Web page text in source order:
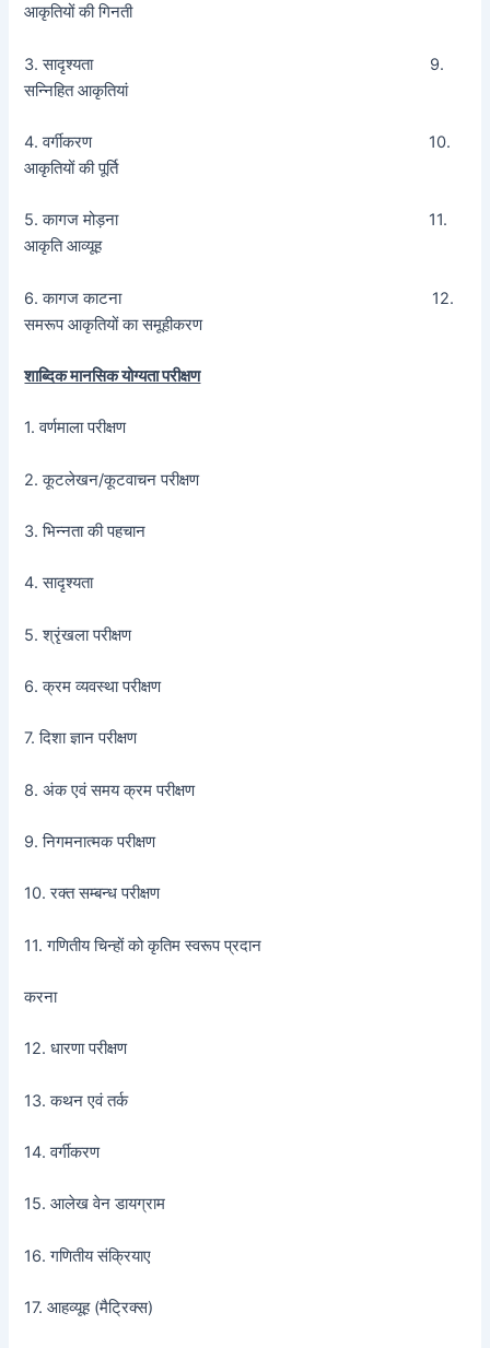
आकृतियों की गिनती
3. सादृश्यता 9.
सन्निहित आकृतियां
4. वर्गीकरण 10.
आकृतियों की पूर्ति
5. कागज मोड़ना 11.
आकृति आव्यूह
6. कागज काटना 12.
समरूप आकृतियों का समूहीकरण
शाब्दिक मानसिक योग्यता परीक्षण
1. वर्णमाला परीक्षण
2. कूटलेखन/कूटवाचन परीक्षण
3. भिन्नता की पहचान
4. सादृश्यता
5. श्रृंखला परीक्षण
6. क्रम व्यवस्था परीक्षण
7. दिशा ज्ञान परीक्षण
8. अंक एवं समय क्रम परीक्षण
9. निगमनात्मक परीक्षण
10. रक्त सम्बन्ध परीक्षण
11. गणितीय चिन्हों को कृतिम स्वरूप प्रदान
करना
12. धारणा परीक्षण
13. कथन एवं तर्क
14. वर्गीकरण
15. आलेख वेन डायग्राम
16. गणितीय संक्रियाए
17. आहव्यूह (मैट्रिक्स)